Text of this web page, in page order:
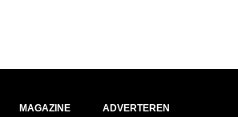
MAGAZINE
ADVERTEREN